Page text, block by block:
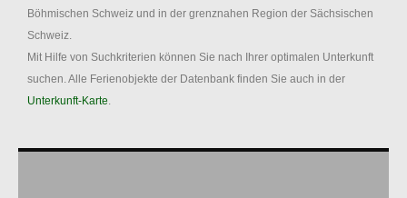
Böhmischen Schweiz und in der grenznahen Region der Sächsischen
Schweiz.
Mit Hilfe von Suchkriterien können Sie nach Ihrer optimalen Unterkunft
suchen. Alle Ferienobjekte der Datenbank finden Sie auch in der
Unterkunft-Karte.